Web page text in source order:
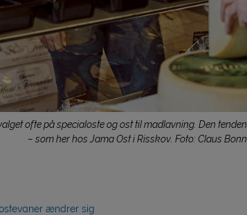
ofte på specialoste og ost til madlavning. Den
– som her hos Jama Ost i Risskov. Foto: Claus
ændrer sig